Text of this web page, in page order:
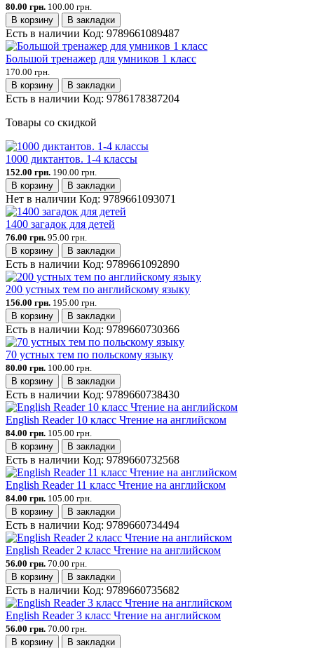
80.00 грн. 100.00 грн.
В корзину
В закладки
Есть в наличии Код: 9789661089487
Большой тренажер для умников 1 класс
170.00 грн.
В корзину
В закладки
Есть в наличии Код: 9786178387204
Товары со скидкой
1000 диктантов. 1-4 классы
152.00 грн. 190.00 грн.
В корзину
В закладки
Нет в наличии Код: 9789661093071
1400 загадок для детей
76.00 грн. 95.00 грн.
В корзину
В закладки
Есть в наличии Код: 9789661092890
200 устных тем по английскому языку
156.00 грн. 195.00 грн.
В корзину
В закладки
Есть в наличии Код: 9789660730366
70 устных тем по польскому языку
80.00 грн. 100.00 грн.
В корзину
В закладки
Есть в наличии Код: 9789660738430
English Reader 10 класс Чтение на английском
84.00 грн. 105.00 грн.
В корзину
В закладки
Есть в наличии Код: 9789660732568
English Reader 11 класс Чтение на английском
84.00 грн. 105.00 грн.
В корзину
В закладки
Есть в наличии Код: 9789660734494
English Reader 2 класс Чтение на английском
56.00 грн. 70.00 грн.
В корзину
В закладки
Есть в наличии Код: 9789660735682
English Reader 3 класс Чтение на английском
56.00 грн. 70.00 грн.
В корзину
В закладки